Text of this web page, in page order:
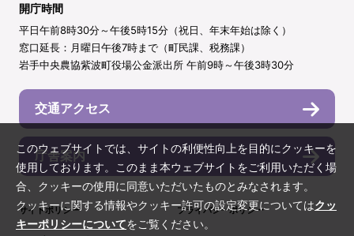
開庁時間
平日午前8時30分～午後5時15分（祝日、年末年始は除く）
窓口延長：月曜日午後7時まで（町民課、税務課）
岩手中央農協紫波町役場公金派出所 午前9時～午後3時30分
交通アクセス
庁舎案内
サイトポリシー プライバシーポリシー
このウェブサイトでは、サイトの利便性向上を目的にクッキーを
使用しております。このまま本ウェブサイトをご利用いただく場
合、クッキーの使用に同意いただいたものとみなされます。
クッキーに関する情報やクッキー許可の設定変更についてはクッ
キーポリシーについてをご覧ください。